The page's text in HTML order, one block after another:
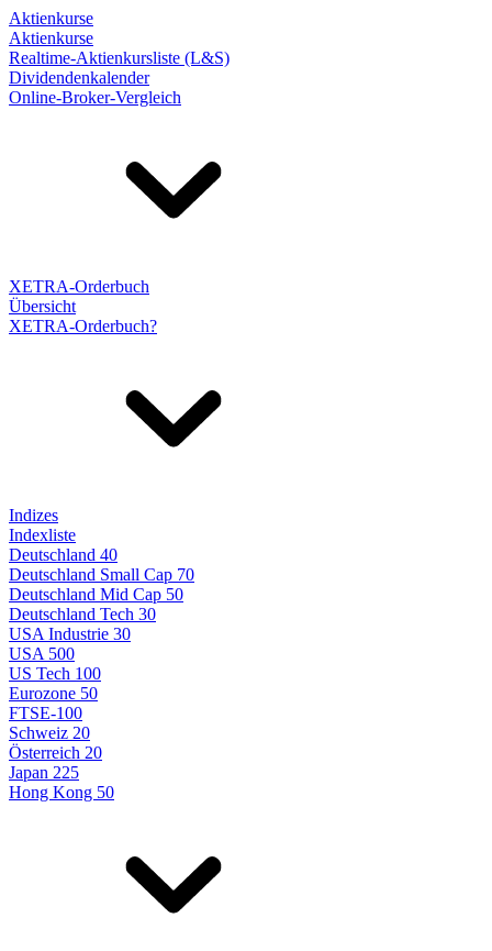
Aktienkurse
Aktienkurse
Realtime-Aktienkursliste (L&S)
Dividendenkalender
Online-Broker-Vergleich
XETRA-Orderbuch
Übersicht
XETRA-Orderbuch?
Indizes
Indexliste
Deutschland 40
Deutschland Small Cap 70
Deutschland Mid Cap 50
Deutschland Tech 30
USA Industrie 30
USA 500
US Tech 100
Eurozone 50
FTSE-100
Schweiz 20
Österreich 20
Japan 225
Hong Kong 50